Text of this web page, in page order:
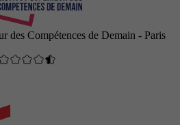
des Compétences de Demain - Paris